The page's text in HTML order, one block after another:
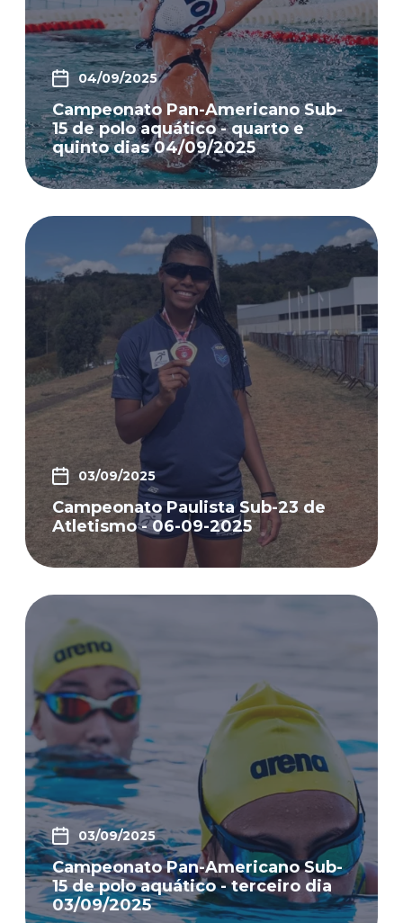
04/09/2025
Campeonato Pan-Americano Sub-
15 de polo aquático - quarto e
quinto dias 04/09/2025
03/09/2025
Campeonato Paulista Sub-23 de
Atletismo - 06-09-2025
03/09/2025
Campeonato Pan-Americano Sub-
15 de polo aquático - terceiro dia
03/09/2025